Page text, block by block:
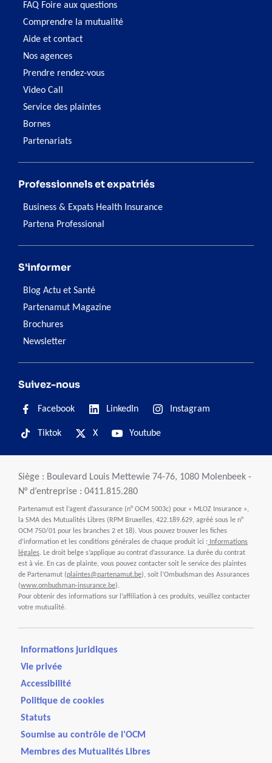
FAQ Foire aux questions
Comprendre la mutualité
Aide et contact
Nos agences
Prendre rendez-vous
Video Call
Service des plaintes
Bornes
Partenariats
Professionnels et expatriés
Business & Expats Health Insurance
Partena Professional
S'informer
Blog Actu et Santé
Partenamut Magazine
Brochures
Newsletter
Suivez-nous
Facebook LinkedIn Instagram
Tiktok X Youtube
Siège : Boulevard Louis Mettewie 74-76, 1080 Molenbeek -
N° d’entreprise : 0411.815.280
Partenamut est l’agent d’assurance (n° OCM 5003c) pour « MLOZ Insurance »,
la SMA des Mutualités Libres (RPM Bruxelles, 422.189.629, agréé sous le n°
OCM 750/01 pour les branches 2 et 18). Vous pouvez trouver les fiches
d’information et les conditions générales de chaque produit ici : Informations
légales. Le droit belge s’applique au contrat d’assurance. La durée du contrat
est à vie. En cas de plainte, vous pouvez contacter soit le service des plaintes
de Partenamut (plaintes@partenamut.be), soit l’Ombudsman des Assurances
(www.ombudsman-insurance.be).
Pour obtenir des informations sur l’affiliation à ces produits, veuillez contacter
votre mutualité.
Informations juridiques
Vie privée
Accessibilité
Politique de cookies
Statuts
Soumise au contrôle de l'OCM
Membres des Mutualités Libres